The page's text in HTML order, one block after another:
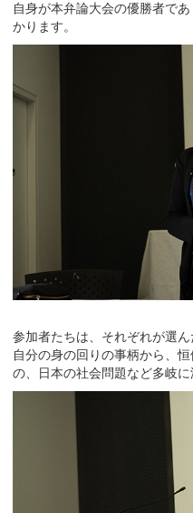
自身が本弁論大会の優勝者で
かります。
参加者たちは、それぞれが選
自分の身の回りの事柄から、
の、日本の社会問題など多岐に